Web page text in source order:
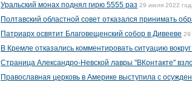
Уральский монах поднял гирю 5555 раз 29 июля 2022
Полтавский областной совет отказался принимать
Патриарх освятит Благовещенский собор в Дивееве 29
В Кремле отказались комментировать ситуацию
Страница Александро-Невской лавры "ВКонтакте"
Православная церковь в Америке выступила с